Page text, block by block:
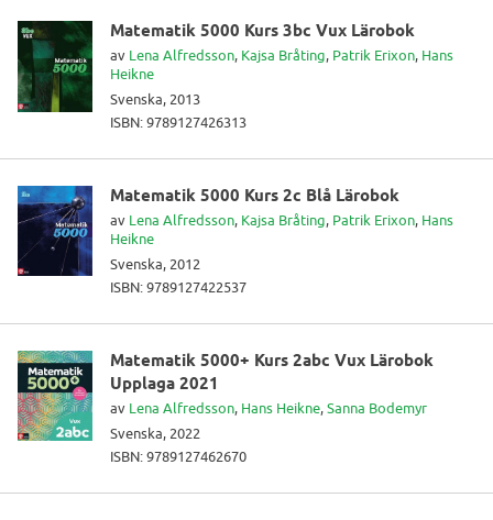
Matematik 5000 Kurs 3bc Vux Lärobok
av Lena Alfredsson, Kajsa Bråting, Patrik Erixon, Hans
Heikne
Svenska, 2013
ISBN: 9789127426313
Matematik 5000 Kurs 2c Blå Lärobok
av Lena Alfredsson, Kajsa Bråting, Patrik Erixon, Hans
Heikne
Svenska, 2012
ISBN: 9789127422537
Matematik 5000+ Kurs 2abc Vux Lärobok
Upplaga 2021
av Lena Alfredsson, Hans Heikne,Sanna Bodemyr
Svenska, 2022
ISBN: 9789127462670